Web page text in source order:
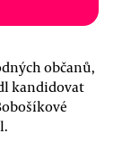
občanů,
kandidovat